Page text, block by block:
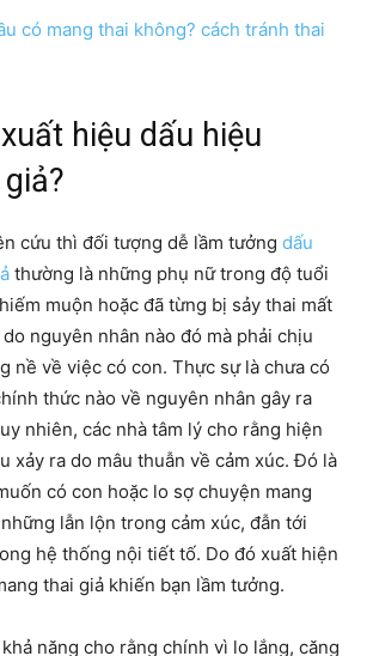
có mang thai không? cách tránh thai
hiệu dấu hiệu
cứu thì đối tượng dễ lầm tưởng dấu
thường là những phụ nữ trong độ tuổi
muộn hoặc đã từng bị sảy thai mất
nguyên nhân nào đó mà phải chịu
nề về việc có con. Thực sự là chưa có
thức nào về nguyên nhân gây ra
nhiên, các nhà tâm lý cho rằng hiện
xảy ra do mâu thuẫn về cảm xúc. Đó là
có con hoặc lo sợ chuyện mang
lẫn lộn trong cảm xúc, đẫn tới
hệ thống nội tiết tố. Do đó xuất hiện
thai giả khiến bạn lầm tưởng.
năng cho rằng chính vì lo lắng, căng